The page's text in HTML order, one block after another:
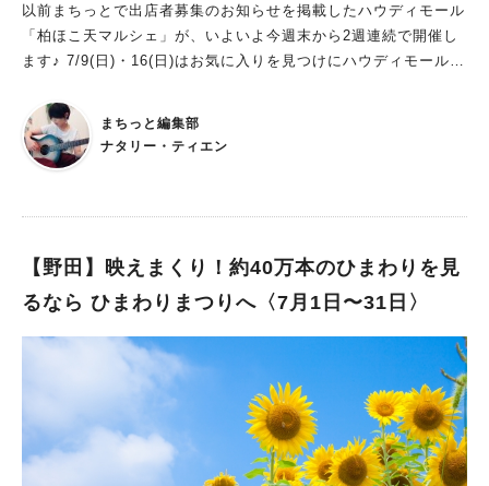
のためのおまつり これまではいろいろな地域から新松戸まつり
を楽しみにたくさんの人たちがいらしていましたが、 「お祭り
会場への入場制限などは行いませんが、新松戸地域以外や遠方か
とのこと。 情報は随時ホームページで更新されていますので、
ご確認ください。 https://sites.google.com/view/shinmatsudo
-matsuri/
以前まちっとで出店者募集のお知らせを掲載したハウディモール
「柏ほこ天マルシェ」が、いよいよ今週末から2週連続で開催し
ます♪ 7/9(日)・16(日)はお気に入りを見つけにハウディモール
す！ ■会場 柏駅東口歩行者天国 ハウディモール ■開催日時 ・
2023年7月9日(日)、16日(日) ・両日とも午前10時～午後4時まで
当日は手作りの雑貨やアクセサリーのみならず、占いや鑑定やマ
しにお出かけしてみてくださいね♪ 最新情報は「marche_eiren
gramで見る マルシェ_エイレーネ(@marche_eirene)がシェア
した投稿 また、7/16(日)開催については、まだ出店者さんの募集
も行っているそうです！ こちらについては前回の記事を参考に
ルで開催の「柏ほこ天マルシェ」が出店者募集中！ 9月以降の
開催ではキッチンカーも登場！ブース出店者と併せて募集中です
♪ また「柏ほこ天マルシェ」は9月以降にも既に開催の予定があ
まちっと編集部
ナタリー・ティエン
【野田】映えまくり！約40万本のひまわりを見
るなら ひまわりまつりへ〈7月1日〜31日〉